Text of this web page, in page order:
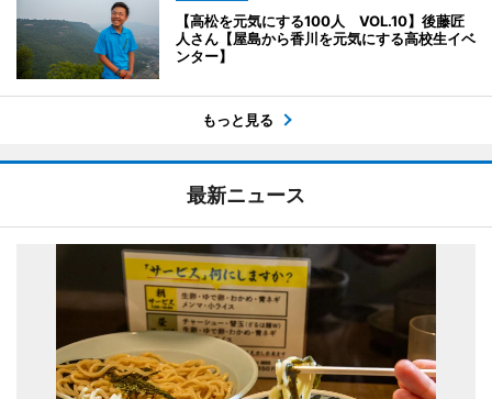
【高松を元気にする100人 VOL.10】後藤匠
人さん【屋島から香川を元気にする高校生イベ
ンター】
もっと見る
最新ニュース